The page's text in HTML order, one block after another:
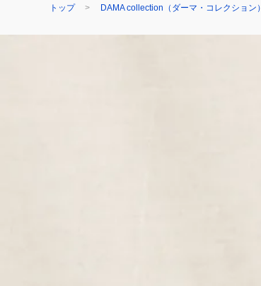
トップ DAMA collection（ダーマ・コレクション）